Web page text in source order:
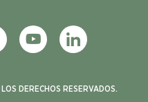
DERECHOS RESERVADOS.